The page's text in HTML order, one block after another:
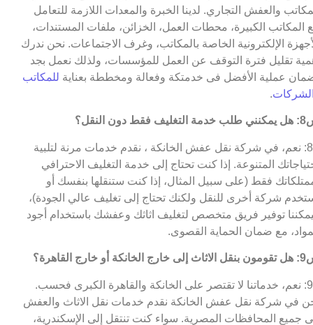
والعفش التجاري. لدينا الخبرة والمعدات اللازمة للتعامل
المكاتب الكبيرة، محطات العمل، الخزائن، ملفات المستندات،
الإلكترونية الخاصة بالمكاتب، وغرف الاجتماعات. نحن ندرك
تقليل فترة التوقف عن العمل للمؤسسات، ولذلك نعمل بجد
عملية الأفضل فى خدمتكة وفعالة ومخططة بعناية للمكاتب
.
فقط دون النقل؟
ج8: نعم، في شركة نقل عفش الخانكة ، نقدم خدمات مرنة لتلبية
المتنوعة. إذا كنت تحتاج إلى خدمة التغليف الاحترافي
فقط (على سبيل المثال، إذا كنت ستنقلها بنفسك أو
شركة أخرى للنقل ولكنك تحتاج إلى تغليف عالي الجودة)،
توفير فريق متخصص لتغليف اثاثك وعفشك باستخدام أجود
مع ضمان الحماية القصوى.
أو خارج القاهرة؟
ج9: نعم، خدماتنا لا تقتصر على الخانكة والقاهرة الكبرى فحسب.
في شركة نقل عفش الخانكة نقدم خدمات نقل الاثاث والعفش
جميع المحافظات المصرية. سواء كنت تنتقل إلى الإسكندرية،